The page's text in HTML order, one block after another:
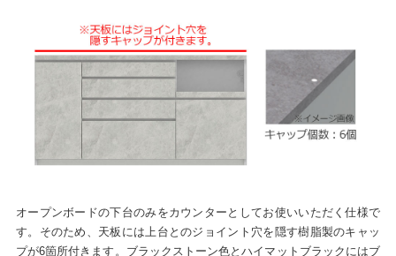
オープンボードの下台のみをカウンターとしてお使いいただく仕様で
す。そのため、天板には上台とのジョイント穴を隠す樹脂製のキャッ
プが6箇所付きます。ブラックストーン色とハイマットブラックにはブ